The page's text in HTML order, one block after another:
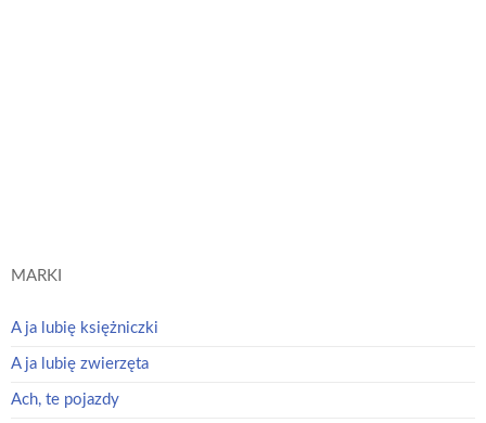
MARKI
A ja lubię księżniczki
A ja lubię zwierzęta
Ach, te pojazdy